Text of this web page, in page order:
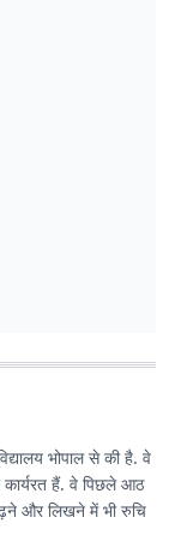
भोपाल से की है. वे
हैं. वे पिछले आठ
और लिखने में भी रुचि